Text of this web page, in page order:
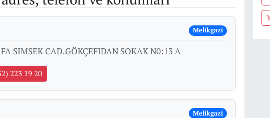
Melikgazi
SIMSEK CAD.GÖKÇEFIDAN SOKAK N0:13 A
223 19 20
Melikgazi